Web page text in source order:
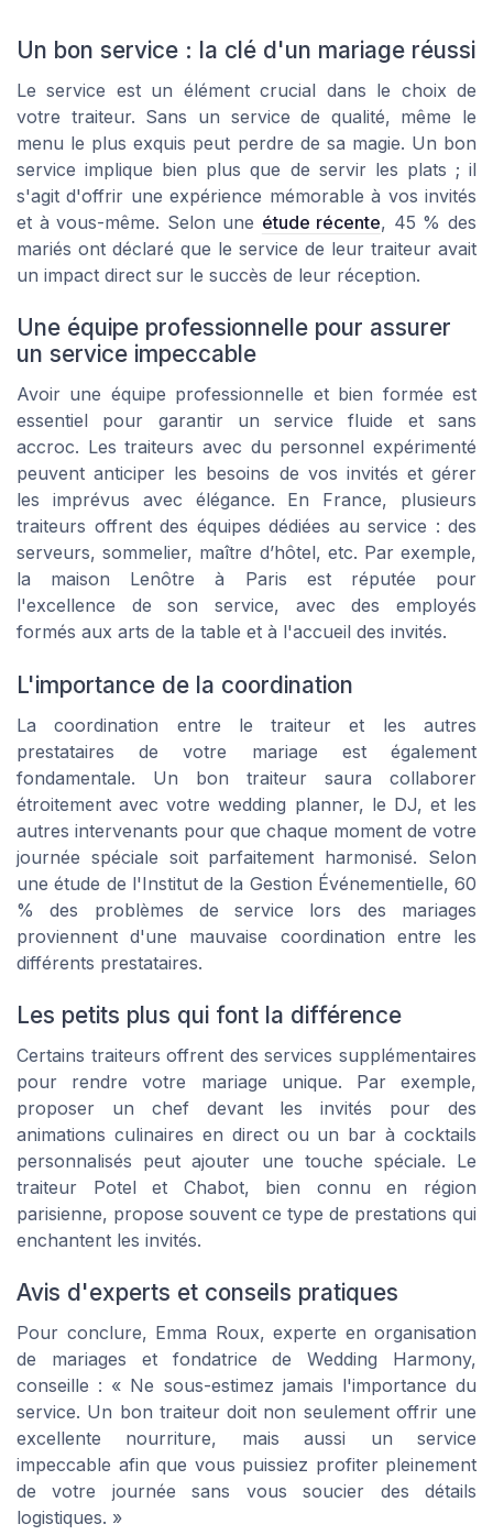
Un bon service : la clé d'un mariage réussi
Le service est un élément crucial dans le choix de
votre traiteur. Sans un service de qualité, même le
menu le plus exquis peut perdre de sa magie. Un bon
service implique bien plus que de servir les plats ; il
s'agit d'offrir une expérience mémorable à vos invités
et à vous-même. Selon une étude récente, 45 % des
mariés ont déclaré que le service de leur traiteur avait
un impact direct sur le succès de leur réception.
Une équipe professionnelle pour assurer
un service impeccable
Avoir une équipe professionnelle et bien formée est
essentiel pour garantir un service fluide et sans
accroc. Les traiteurs avec du personnel expérimenté
peuvent anticiper les besoins de vos invités et gérer
les imprévus avec élégance. En France, plusieurs
traiteurs offrent des équipes dédiées au service : des
serveurs, sommelier, maître d’hôtel, etc. Par exemple,
la maison Lenôtre à Paris est réputée pour
l'excellence de son service, avec des employés
formés aux arts de la table et à l'accueil des invités.
L'importance de la coordination
La coordination entre le traiteur et les autres
prestataires de votre mariage est également
fondamentale. Un bon traiteur saura collaborer
étroitement avec votre wedding planner, le DJ, et les
autres intervenants pour que chaque moment de votre
journée spéciale soit parfaitement harmonisé. Selon
une étude de l'Institut de la Gestion Événementielle, 60
% des problèmes de service lors des mariages
proviennent d'une mauvaise coordination entre les
différents prestataires.
Les petits plus qui font la différence
Certains traiteurs offrent des services supplémentaires
pour rendre votre mariage unique. Par exemple,
proposer un chef devant les invités pour des
animations culinaires en direct ou un bar à cocktails
personnalisés peut ajouter une touche spéciale. Le
traiteur Potel et Chabot, bien connu en région
parisienne, propose souvent ce type de prestations qui
enchantent les invités.
Avis d'experts et conseils pratiques
Pour conclure, Emma Roux, experte en organisation
de mariages et fondatrice de Wedding Harmony,
conseille : « Ne sous-estimez jamais l'importance du
service. Un bon traiteur doit non seulement offrir une
excellente nourriture, mais aussi un service
impeccable afin que vous puissiez profiter pleinement
de votre journée sans vous soucier des détails
logistiques. »